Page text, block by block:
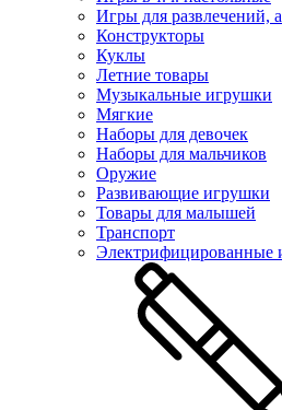
Игры для развлечений,
Конструкторы
Куклы
Летние товары
Музыкальные игрушки
Мягкие
Наборы для девочек
Наборы для мальчиков
Оружие
Развивающие игрушки
Товары для малышей
Транспорт
Электрифицированные